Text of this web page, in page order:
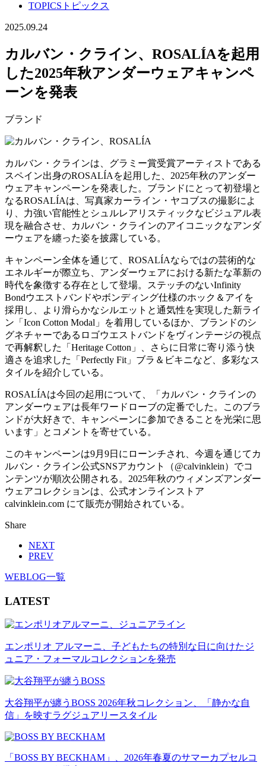
TOPICS トピックス
2025.09.24
カルバン・クライン、ROSALÍAを起用
した2025年秋アンダーウェアキャンペ
ーンを発表
ブランド
カルバン・クラインは、グラミー賞受賞アーティストである
スペイン出身のROSALÍAを起用した、2025年秋のアンダー
ウェアキャンペーンを発表した。ブランドにとって初登場と
なるROSALÍAは、写真家カーライン・ヤコブスの撮影によ
り、力強い官能性とシュルレアリスティックなビジュアル表
現を融合させ、カルバン・クラインのアイコニックなアンダ
ーウェアを纏った姿を披露している。
キャンペーン全体を通じて、ROSALÍAならではの芸術的な
エネルギーが際立ち、アンダーウェアにおける新たな革新の
時代を象徴する存在として登場。ステッチのないInfinity
Bondウエストバンドやボンディング仕様のホック＆アイを
採用し、より滑らかなシルエットと通気性を実現した新ライ
ン「Icon Cotton Modal」を着用しているほか、ブランドのシ
グネチャーであるロゴウエストバンドをヴィンテージの視点
で再解釈した「Heritage Cotton」、さらに日常に寄り添う快
適さを追求した「Perfectly Fit」ブラ＆ビキニなど、多彩なス
タイルを紹介している。
ROSALÍAは今回の起用について、「カルバン・クラインの
アンダーウェアは長年ワードローブの定番でした。このブラ
ンドが大好きで、キャンペーンに参加できることを光栄に思
います」とコメントを寄せている。
このキャンペーンは9月9日にローンチされ、今週を通じてカ
ルバン・クライン公式SNSアカウント（@calvinklein）でコ
ンテンツが順次公開される。2025年秋のウィメンズアンダー
ウェアコレクションは、公式オンラインストア
calvinklein.com にて販売が開始されている。
Share
NEXT
PREV
WEBLOG一覧
LATEST
エンポリオ アルマーニ、子どもたちの特別な日に向けたジ
ュニア・フォーマルコレクションを発売
大谷翔平が纏うBOSS 2026年秋コレクション、「静かな自
信」を映すラグジュアリースタイル
「BOSS BY BECKHAM」、2026年春夏のサマーカプセルコ